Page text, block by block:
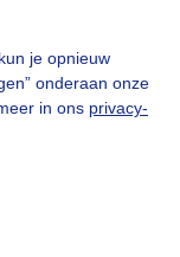
je opnieuw
onderaan onze
in ons privacy-